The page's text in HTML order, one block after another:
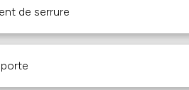
de serrure